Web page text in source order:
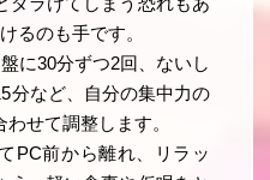
るのも手です。
に30分ずつ2回、ないし
分など、自分の集中力の
せて調整します。
PC前から離れ、リラッ